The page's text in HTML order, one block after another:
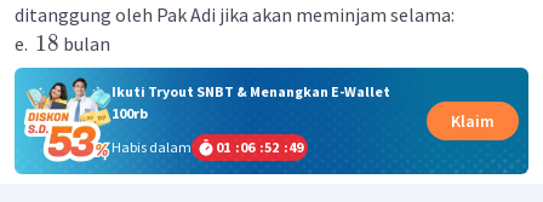
ditanggung oleh Pak Adi jika akan meminjam selama:
e. 18 bulan
Ikuti Tryout SNBT & Menangkan E-Wallet
100rb
Habis dalam
01 :06 :52 :49
Klaim